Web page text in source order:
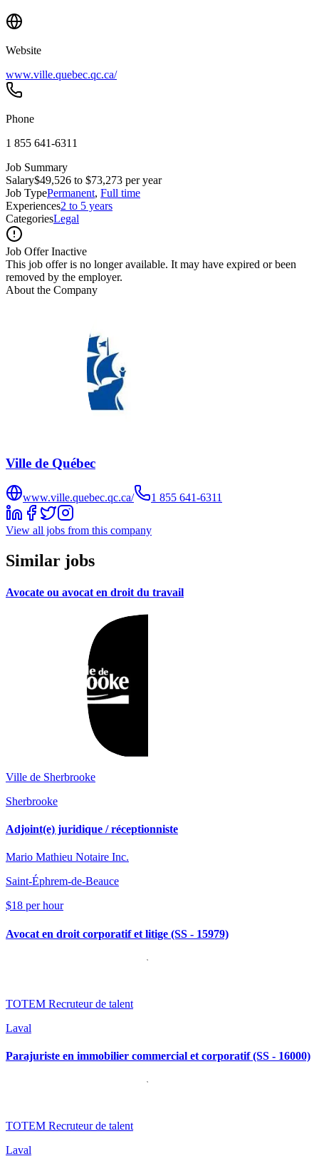
Website
www.ville.quebec.qc.ca/
Phone
1 855 641‑6311
Job Summary
Salary$49,526 to $73,273 per year
Job TypePermanent, Full time
Experiences2 to 5 years
CategoriesLegal
Job Offer Inactive
This job offer is no longer available. It may have expired or been
removed by the employer.
About the Company
Ville de Québec
www.ville.quebec.qc.ca/ 1 855 641‑6311
View all jobs from this company
Similar jobs
Avocate ou avocat en droit du travail
Ville de Sherbrooke
Sherbrooke
Adjoint(e) juridique / réceptionniste
Mario Mathieu Notaire Inc.
Saint-Éphrem-de-Beauce
$18 per hour
Avocat en droit corporatif et litige (SS - 15979)
TOTEM Recruteur de talent
Laval
Parajuriste en immobilier commercial et corporatif (SS - 16000)
TOTEM Recruteur de talent
Laval